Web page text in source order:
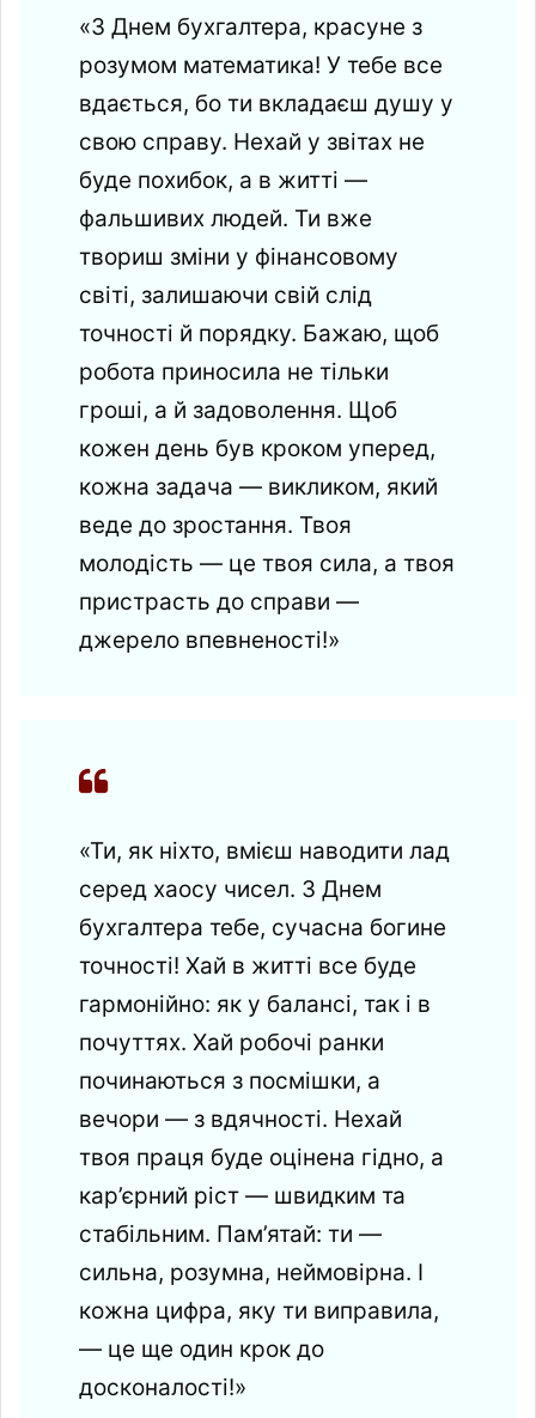
«З Днем бухгалтера, красуне з
розумом математика! У тебе все
вдається, бо ти вкладаєш душу у
свою справу. Нехай у звітах не
буде похибок, а в житті —
фальшивих людей. Ти вже
твориш зміни у фінансовому
світі, залишаючи свій слід
точності й порядку. Бажаю, щоб
робота приносила не тільки
гроші, а й задоволення. Щоб
кожен день був кроком уперед,
кожна задача — викликом, який
веде до зростання. Твоя
молодість — це твоя сила, а твоя
пристрасть до справи —
джерело впевненості!»
«Ти, як ніхто, вмієш наводити лад
серед хаосу чисел. З Днем
бухгалтера тебе, сучасна богине
точності! Хай в житті все буде
гармонійно: як у балансі, так і в
почуттях. Хай робочі ранки
починаються з посмішки, а
вечори — з вдячності. Нехай
твоя праця буде оцінена гідно, а
кар’єрний ріст — швидким та
стабільним. Пам’ятай: ти —
сильна, розумна, неймовірна. І
кожна цифра, яку ти виправила,
— це ще один крок до
досконалості!»